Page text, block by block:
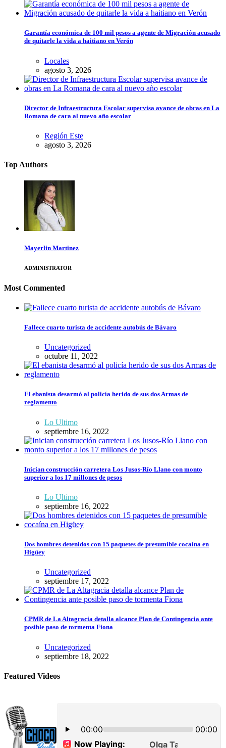
Garantía económica de 100 mil pesos a agente de Migración acusado
de quitarle la vida a haitiano en Verón
Locales
agosto 3, 2026
Director de Infraestructura Escolar supervisa avance de obras en La
Romana de cara al nuevo año escolar
Región Este
agosto 3, 2026
Top Authors
Mayerlin Martinez
ADMINISTRATOR
Most Commented
Fallece cuarto turista de accidente autobús de Bávaro
Uncategorized
octubre 11, 2022
El ebanista desarmó al policía herido de sus dos Armas de
reglamento
Lo Ultimo
septiembre 16, 2022
Inician construcción carretera Los Jusos-Río Llano con monto
superior a los 17 millones de pesos
Lo Ultimo
septiembre 16, 2022
Dos hombres detenidos con 15 paquetes de presumible cocaína en
Higüey
Uncategorized
septiembre 17, 2022
CPMR de La Altagracia detalla alcance Plan de Contingencia ante
posible paso de tormenta Fiona
Uncategorized
septiembre 18, 2022
Featured Videos